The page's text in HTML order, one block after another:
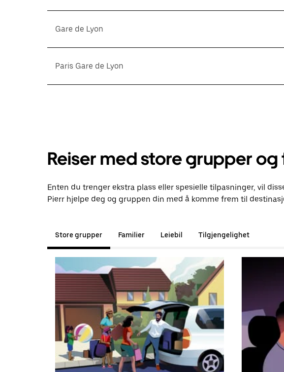
Gare de Lyon
Paris Gare de Lyon
Reiser med store grupper
Enten du trenger ekstra plass eller spesielle tilpasninger, vil
Pierr hjelpe deg og gruppen din med å komme frem til
Store grupper Familier Leiebil Tilgjengelighet